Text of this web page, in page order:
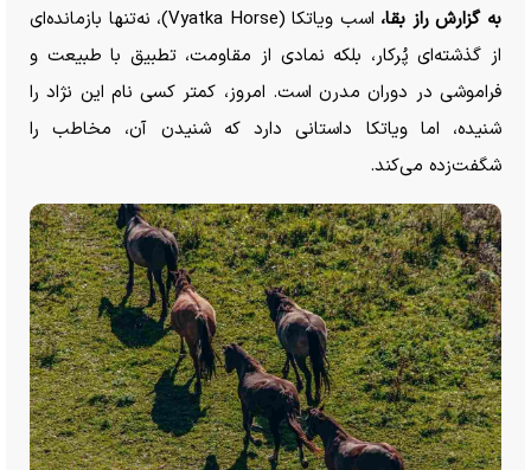
به گزارش راز بقا،
اسب ویاتکا (Vyatka Horse)، نه‌تنها بازمانده‌ای
از گذشته‌ای پُرکار، بلکه نمادی از مقاومت، تطبیق با طبیعت و
فراموشی در دوران مدرن است. امروز، کمتر کسی نام این نژاد را
شنیده، اما ویاتکا داستانی دارد که شنیدن آن، مخاطب را
شگفت‌زده می‌کند.